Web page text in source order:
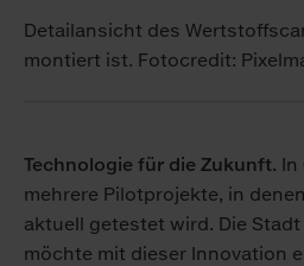
Detailansicht des
montiert ist. Fotocredit:
Technologie für die Zukunft. In
mehrere Pilotprojekte, in
aktuell getestet wird. Die
möchte mit dieser Innovation